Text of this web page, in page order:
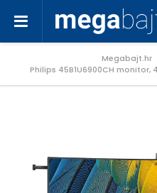
Megabajt.hr
Philips 45B1U6900CH monitor,